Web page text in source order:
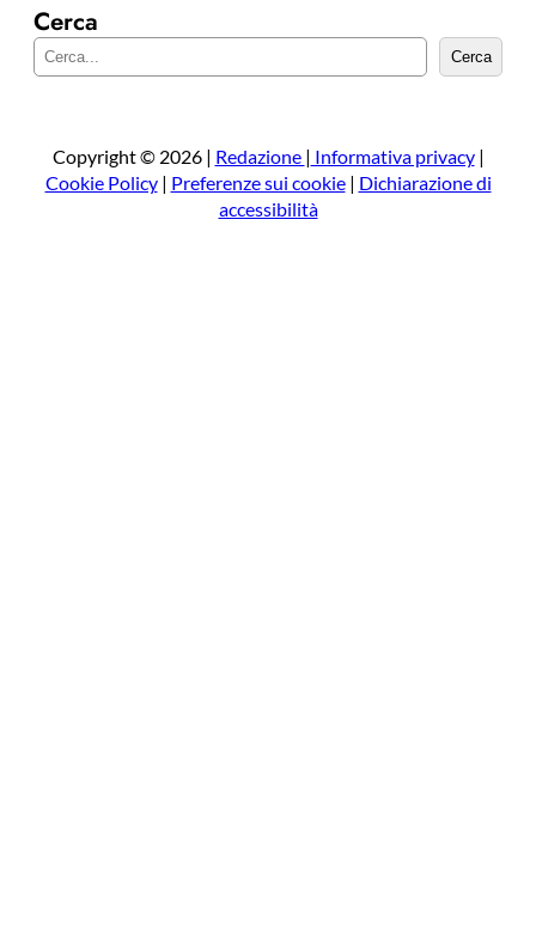
Cerca
e
a
Cerca
Copyright © 2026 | Redazione | Informativa privacy|
Cookie Policy| Preferenze sui cookie| Dichiarazione di
accessibilità